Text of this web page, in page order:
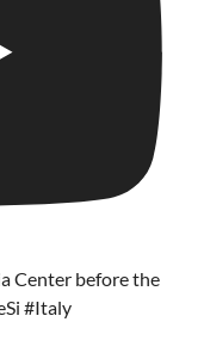
Center before the
#Italy